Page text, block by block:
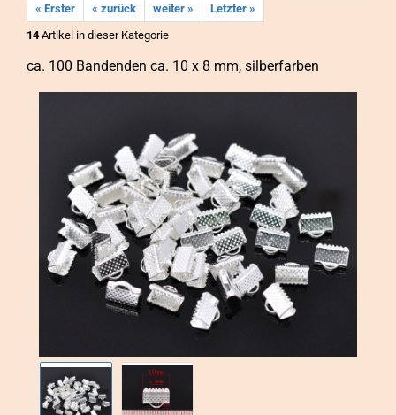
« Erster « zurück weiter »
Letzter »
14Artikel in dieser Kategorie
ca. 100 Ban­den­den ca. 10 x 8 mm, sil­ber­far­ben